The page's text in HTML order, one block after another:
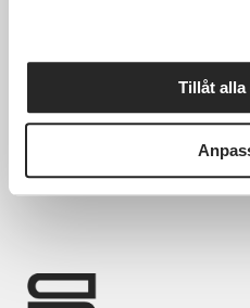
Tillåt
Sundsvall
Läs mer och anmäl